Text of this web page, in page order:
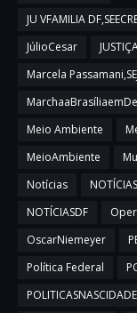
JU VFAMILIA
JúlioCesar
Marcela
Meio Ambiente
MeioAmbiente
Notícias
NOTÍCIAS
NOTÍCIASDF
OscarNiemeyer
Política Federal